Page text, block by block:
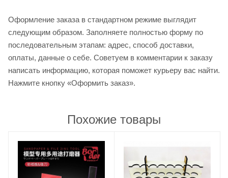
Оформление заказа в стандартном режиме выглядит
следующим образом. Заполняете полностью форму по
последовательным этапам: адрес, способ доставки,
оплаты, данные о себе. Советуем в комментарии к заказу
написать информацию, которая поможет курьеру вас найти.
Нажмите кнопку «Оформить заказ».
Похожие товары